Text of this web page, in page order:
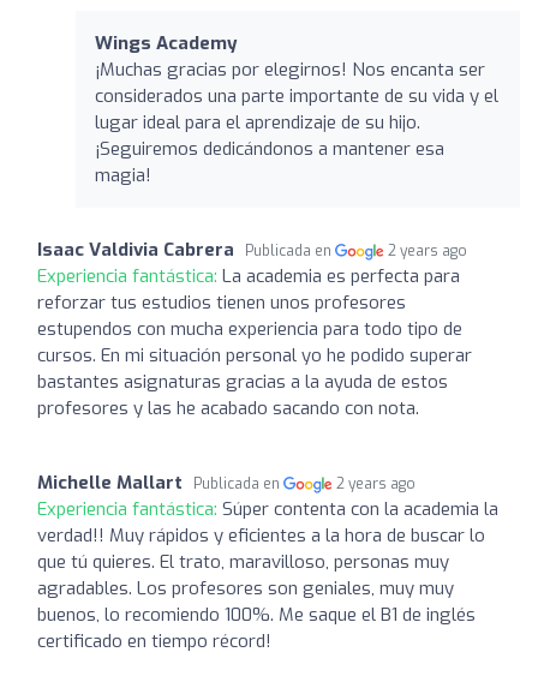
Wings Academy
¡Muchas gracias por elegirnos! Nos encanta ser
considerados una parte importante de su vida y el
lugar ideal para el aprendizaje de su hijo.
¡Seguiremos dedicándonos a mantener esa
magia!
Isaac Valdivia Cabrera Publicada en 2 years ago
Experiencia fantástica: La academia es perfecta para
reforzar tus estudios tienen unos profesores
estupendos con mucha experiencia para todo tipo de
cursos. En mi situación personal yo he podido superar
bastantes asignaturas gracias a la ayuda de estos
profesores y las he acabado sacando con nota.
Michelle Mallart Publicada en 2 years ago
Experiencia fantástica: Súper contenta con la academia la
verdad!! Muy rápidos y eficientes a la hora de buscar lo
que tú quieres. El trato, maravilloso, personas muy
agradables. Los profesores son geniales, muy muy
buenos, lo recomiendo 100%. Me saque el B1 de inglés
certificado en tiempo récord!